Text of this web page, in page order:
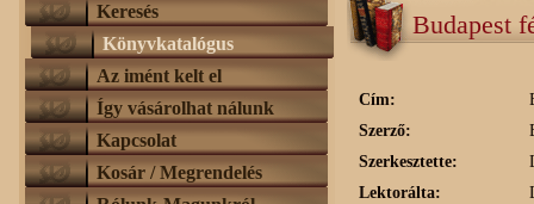
Keresés
Könyvkatalógus
Az imént kelt el
Így vásárolhat nálunk
Kapcsolat
Kosár / Megrendelés
Budapest
Cím:
Szerző:
Szerkesztette:
Lektorálta: